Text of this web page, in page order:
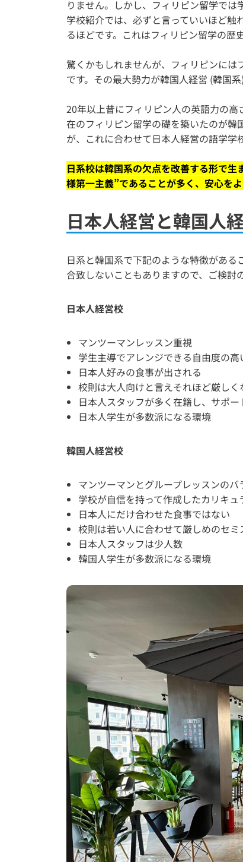
りません。しかし、フィリピン留学で
学校紹介では、必ずと言っていいほど
るほどです。これはフィリピン留学の歴
驚くかもしれませんが、フィリピンに
です。その最大勢力が韓国人経営 (韓国
20年以上昔にフィリピン人の英語力の
在のフィリピン留学の礎を築いたのが
が、これに合わせて日本人経営の語学学
日系校は韓国系の欠点を改善する形で
様第一主義”であることが多く、安心を
日本人経営と韓国人
日系と韓国系で下記のような特徴があ
合致しないこともありますので、ご検討
日本人経営校
マンツーマンレッスン重視
学生主導でアレンジできる自由度の
日本人好みの食事が出される
校則は大人向けと言えそれほど厳しく
日本人スタッフが多く在籍し、サポー
日本人学生が多数派になる環境
韓国人経営校
マンツーマンとグループレッスンのバ
学校が自信を持って作成したカリキュ
日本人にだけ合わせた食事ではない
校則は若い人に合わせて厳しめのセ
日本人スタッフは少人数
韓国人学生が多数派になる環境